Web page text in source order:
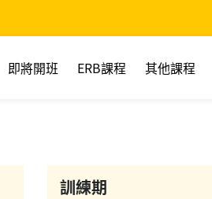
即將開班 ERB課程 其他課程
訓練期